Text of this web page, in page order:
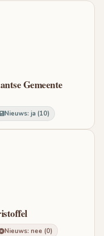
Gemeente
Nieuws: ja (10)
Nieuws: nee (0)